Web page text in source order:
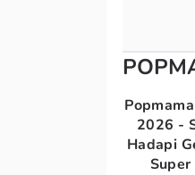
2026 -
Hadapi